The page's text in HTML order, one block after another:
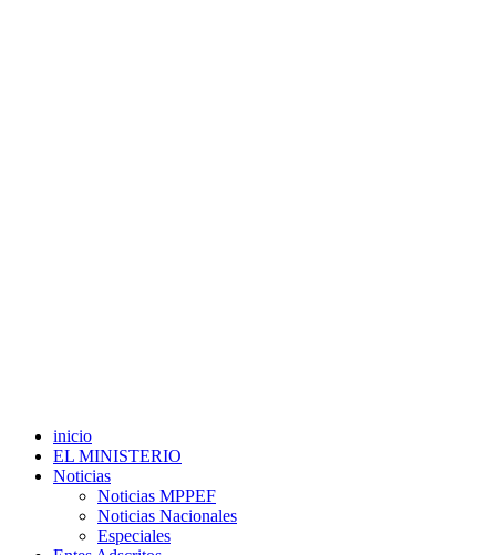
inicio
EL MINISTERIO
Noticias
Noticias MPPEF
Noticias Nacionales
Especiales